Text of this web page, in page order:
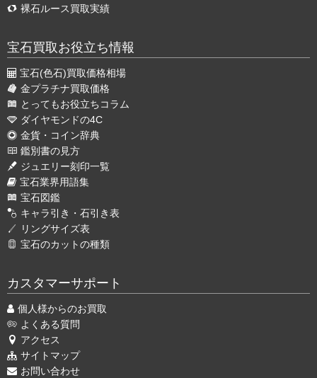
裸石ルース買取実績
宝石買取お役立ち情報
宝石(色石)買取価格相場
金プラチナ買取価格
とってもお役立ちコラム
ダイヤモンドの4C
金貨・コイン辞典
鑑別書の見方
ジュエリー刻印一覧
宝石業界用語集
宝石図鑑
キャラ引き・石引き表
リングサイズ表
宝石のカットの種類
カスタマーサポート
個人様からのお買取
よくある質問
アクセス
サイトマップ
お問い合わせ